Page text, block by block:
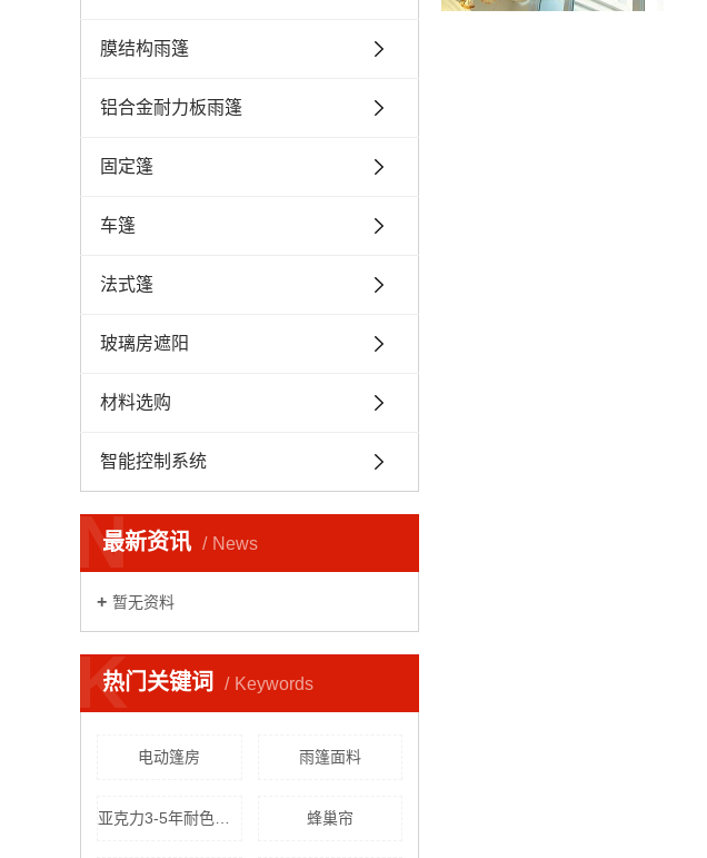
膜结构雨篷
铝合金耐力板雨篷
固定篷
车篷
法式篷
玻璃房遮阳
材料选购
智能控制系统
最新资讯 News
N
暂无资料
热门关键词 Keywords
K
电动篷房 雨篷面料
蜂巢帘